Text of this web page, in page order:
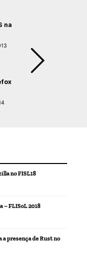
na
no FISL18
– FLISoL 2018
a presença de Rust no